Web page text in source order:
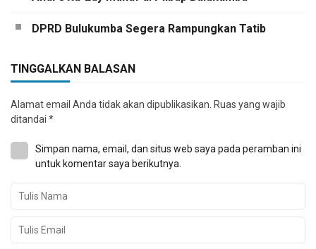
DPRD Bulukumba Segera Rampungkan Tatib
TINGGALKAN BALASAN
Alamat email Anda tidak akan dipublikasikan. Ruas yang wajib
ditandai *
Simpan nama, email, dan situs web saya pada peramban ini
untuk komentar saya berikutnya.